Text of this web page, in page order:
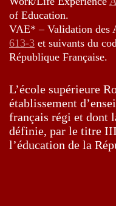
of Education.
VAE* – Validation des
613-3 et suivants du
République Française.
L’école supérieure
établissement
français régi et dont
définie, par le titre
l’éducation de la